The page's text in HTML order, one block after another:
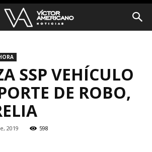
SSP VEHÍCULO
DE ROBO,
2019 598